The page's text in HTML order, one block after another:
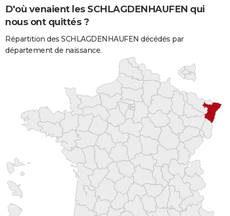
D'où venaient les SCHLAGDENHAUFEN qui
nous ont quittés ?
Répartition des SCHLAGDENHAUFEN décédés par
département de naissance.